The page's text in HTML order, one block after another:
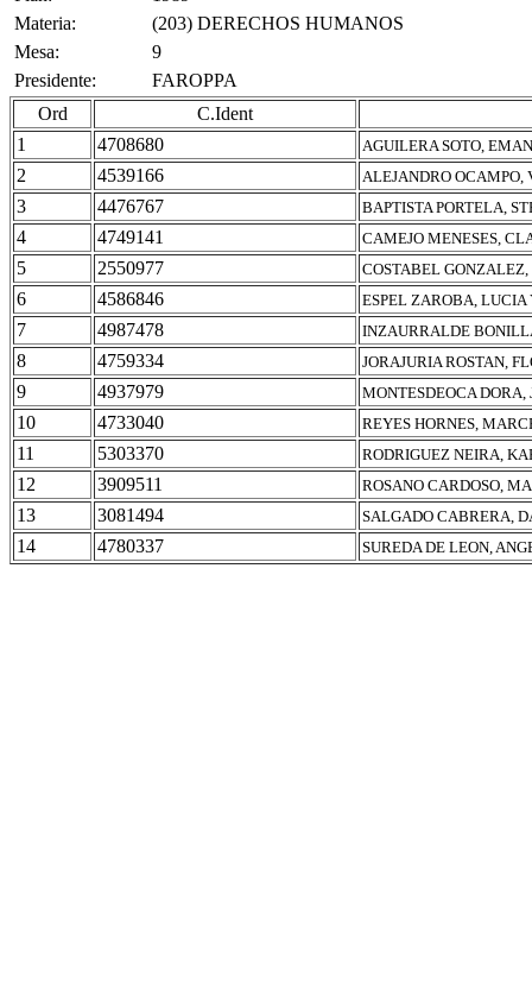
Materia:
(203) DERECHOS HUMANOS
Mesa:
9
Presidente:
FAROPPA
Ord
C.Ident
1
4708680 AGUILERA SOTO,
2 4539166 ALEJANDRO OCAMPO,
3 4476767 BAPTISTA PORTELA,
4 4749141 CAMEJO MENESES,
5 2550977 COSTABEL
6 4586846 ESPEL ZAROBA, LUCIA
7 4987478 INZAURRALDE
8 4759334 JORAJURIA ROSTAN,
9 4937979 MONTESDEOCA DORA,
10 4733040 REYES HORNES,
11 5303370 RODRIGUEZ NEIRA,
12 3909511 ROSANO CARDOSO,
13 3081494 SALGADO CABRERA,
14 4780337 SUREDA DE LEON,